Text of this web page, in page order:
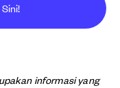
informasi yang